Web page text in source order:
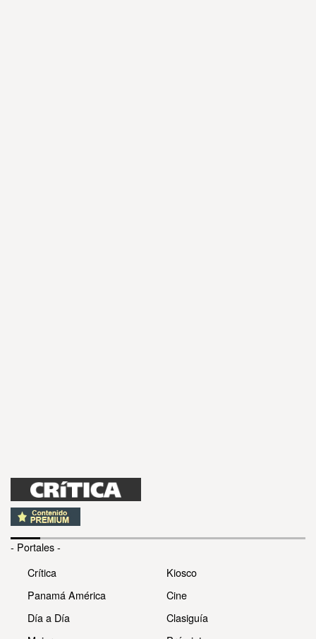
- Portales -
Crítica
Panamá América
Día a Día
Kiosco
Cine
Clasiguía